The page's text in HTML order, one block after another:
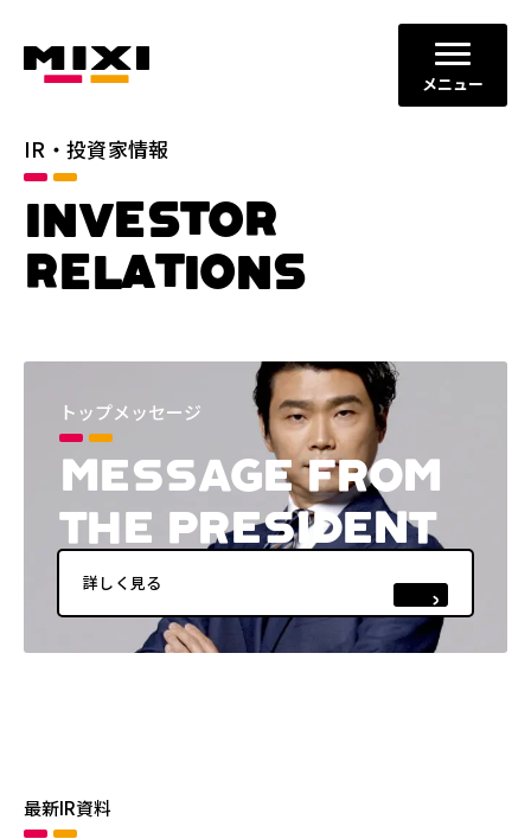
メニュー
IR・投資家情報
INVESTOR
RELATIONS
トップメッセージ
MESSAGE FROM
THE PRESIDENT
詳しく見る
最新IR資料